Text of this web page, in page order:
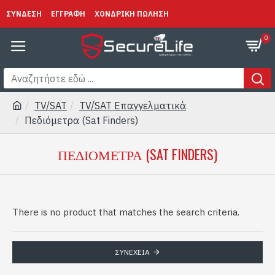
ΣΥΝΔΕΣΗ ΕΓΓΡΑΦΗ ΧΟΝΔΡΙΚΗ ΠΩΛΗΣΗ
0
TV/SAT
TV/SAT Επαγγελματικά
Πεδιόμετρα (Sat Finders)
ΠΕΔΙΌΜΕΤΡΑ (SAT FINDERS)
There is no product that matches the search criteria.
ΣΥΝΈΧΕΙΑ